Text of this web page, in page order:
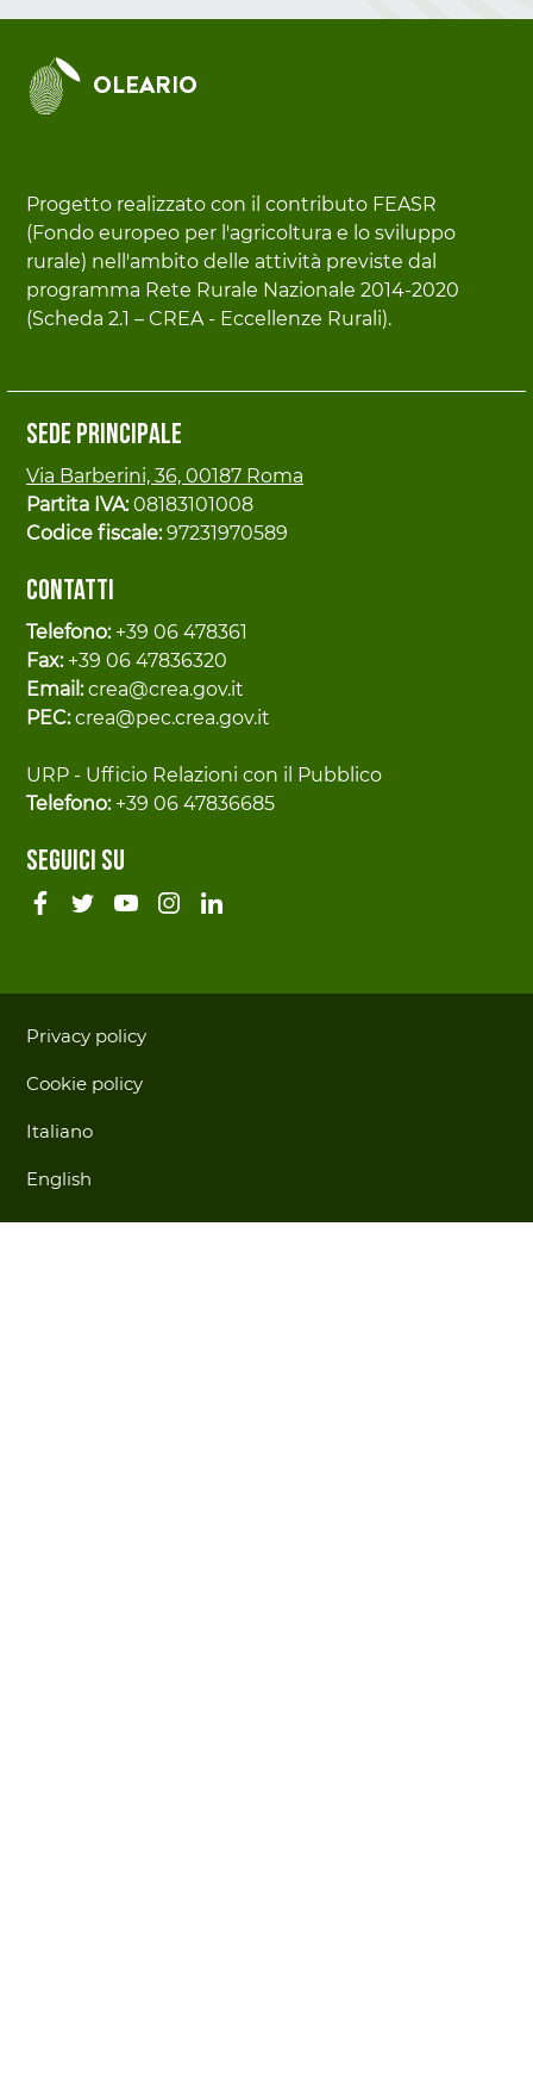
OLEARIO
Progetto realizzato con il contributo FEASR
(Fondo europeo per l'agricoltura e lo sviluppo
rurale) nell'ambito delle attività previste dal
programma Rete Rurale Nazionale 2014-2020
(Scheda 2.1 – CREA - Eccellenze Rurali).
Sede principale
Via Barberini, 36, 00187 Roma
Partita IVA:08183101008
Codice fiscale:97231970589
Contatti
Telefono: +39 06 478361
Fax: +39 06 47836320
Email:crea@crea.gov.it
PEC:crea@pec.crea.gov.it
URP - Ufficio Relazioni con il Pubblico
Telefono: +39 06 47836685
Seguici su
Privacy policy
Cookie policy
Italiano
English